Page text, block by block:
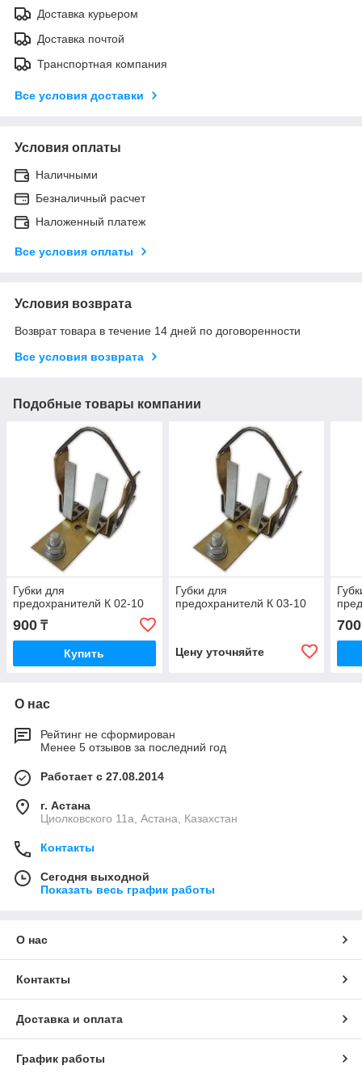
Доставка курьером
Доставка почтой
Транспортная компания
Все условия доставки
Условия оплаты
Наличными
Безналичный расчет
Наложенный платеж
Все условия оплаты
Условия возврата
Возврат товара в течение 14 дней по договоренности
Все условия возврата
Подобные товары компании
Губки для
предохранителй К 02-10
900 ₸
Купить
Губки для
предохранителй К 03-10
Цену уточняйте
700
О нас
Рейтинг не сформирован
Менее 5 отзывов за последний год
Работает с 27.08.2014
г. Астана
Циолковского 11а, Астана, Казахстан
Контакты
Сегодня выходной
Показать весь график работы
О нас
Контакты
Доставка и оплата
График работы